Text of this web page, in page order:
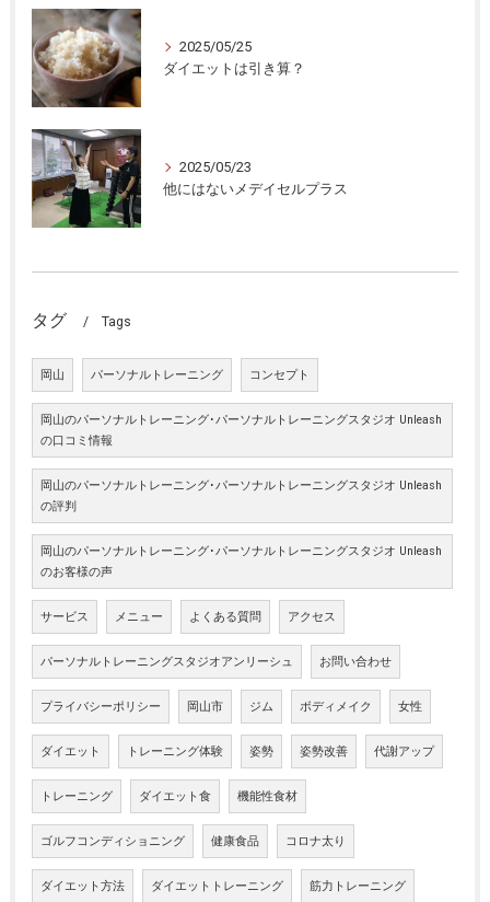
2025/05/25
ダイエットは引き算？
2025/05/23
他にはないメデイセルプラス
タグ Tags
岡山 パーソナルトレーニング コンセプト
岡山のパーソナルトレーニング･パーソナルトレーニングスタジオ Unleash
の口コミ情報
岡山のパーソナルトレーニング･パーソナルトレーニングスタジオ Unleash
の評判
岡山のパーソナルトレーニング･パーソナルトレーニングスタジオ Unleash
のお客様の声
サービス メニュー よくある質問 アクセス
パーソナルトレーニングスタジオアンリーシュ お問い合わせ
プライバシーポリシー 岡山市 ジム ボディメイク 女性
ダイエット トレーニング体験 姿勢 姿勢改善 代謝アップ
トレーニング ダイエット食 機能性食材
ゴルフコンディショニング 健康食品 コロナ太り
ダイエット方法 ダイエットトレーニング 筋力トレーニング